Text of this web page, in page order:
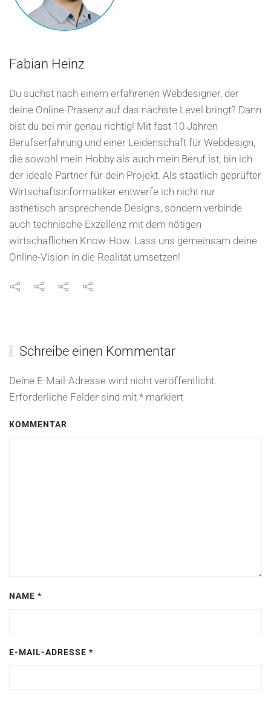
Fabian Heinz
Du suchst nach einem erfahrenen Webdesigner, der
deine Online-Präsenz auf das nächste Level bringt? Dann
bist du bei mir genau richtig! Mit fast 10 Jahren
Berufserfahrung und einer Leidenschaft für Webdesign,
die sowohl mein Hobby als auch mein Beruf ist, bin ich
der ideale Partner für dein Projekt. Als staatlich geprüfter
Wirtschaftsinformatiker entwerfe ich nicht nur
ästhetisch ansprechende Designs, sondern verbinde
auch technische Exzellenz mit dem nötigen
wirtschaflichen Know-How. Lass uns gemeinsam deine
Online-Vision in die Realität umsetzen!
Schreibe einen Kommentar
Deine E-Mail-Adresse wird nicht veröffentlicht.
Erforderliche Felder sind mit * markiert
KOMMENTAR
NAME *
E-MAIL-ADRESSE *